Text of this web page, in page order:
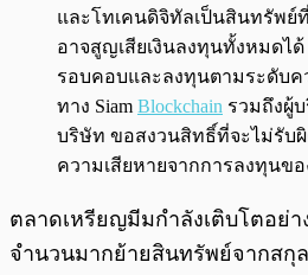
และโทเคนดิจิทัลเป็นสินทรัพย์
อาจสูญเสียเงินลงทุนทั้งหมดไ
รอบคอบและลงทุนตามระดับค
ทาง Siam Blockchain รวมถึงผู้
บริษัท ขอสงวนสิทธิ์ที่จะไม่รับ
ความเสียหายจากการลงทุนข
ตลาดเหรียญมีมกำลังเติบโตอย่า
จำนวนมากย้ายสินทรัพย์จากสกุ